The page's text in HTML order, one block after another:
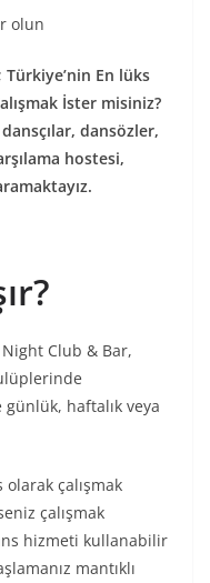
olun
Türkiye’nin En lüks
İster misiniz?
dansözler,
hostesi,
Club & Bar,
günlük, haftalık veya
olarak çalışmak
çalışmak
hizmeti kullanabilir
mantıklı